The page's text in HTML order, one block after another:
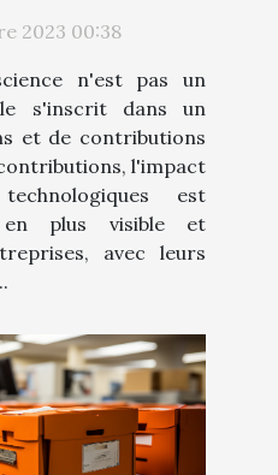
2023 00:38
n'est pas un
s'inscrit dans un
et de contributions
l'impact
est
plus visible et
avec leurs